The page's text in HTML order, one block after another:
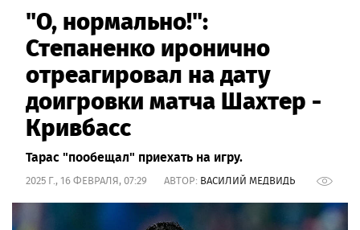
"О, нормально!":
Степаненко иронично
отреагировал на дату
доигровки матча Шахтер -
Кривбасс
Тарас "пообещал" приехать на игру.
2025 Г., 16 ФЕВРАЛЯ, 07:29 АВТОР: ВАСИЛИЙ МЕДВИДЬ